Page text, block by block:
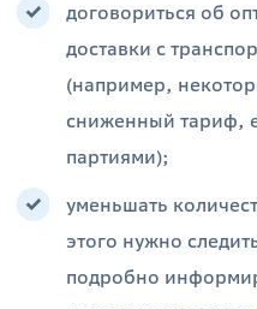
договориться об
доставки с
(например,
сниженный тариф,
партиями);
уменьшать
этого нужно
подробно